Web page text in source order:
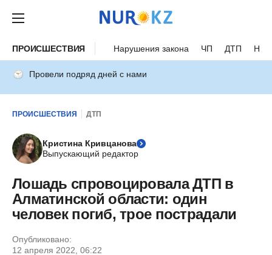
ПРОИСШЕСТВИЯ Нарушения закона ЧП ДТП
Провели подряд дней с нами
ПРОИСШЕСТВИЯ ДТП
Кристина Кривцанова
Выпускающий редактор
Лошадь спровоцировала ДТП в
Алматинской области: один
человек погиб, трое пострадали
Опубликовано:
12 апреля 2022, 06:22